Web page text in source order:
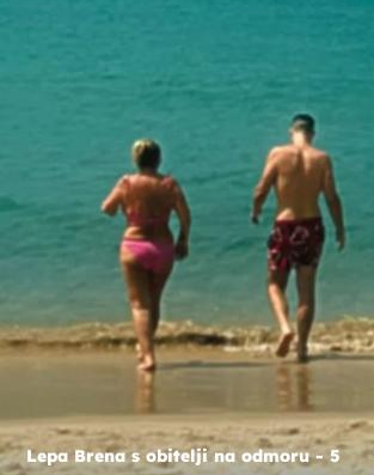
Lepa Brena s obitelji na odmoru - 5